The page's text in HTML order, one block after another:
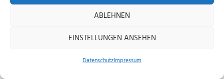
ABLEHNEN
EINSTELLUNGEN ANSEHEN
DatenschutzImpressum
Herausragende
Allradantrieb